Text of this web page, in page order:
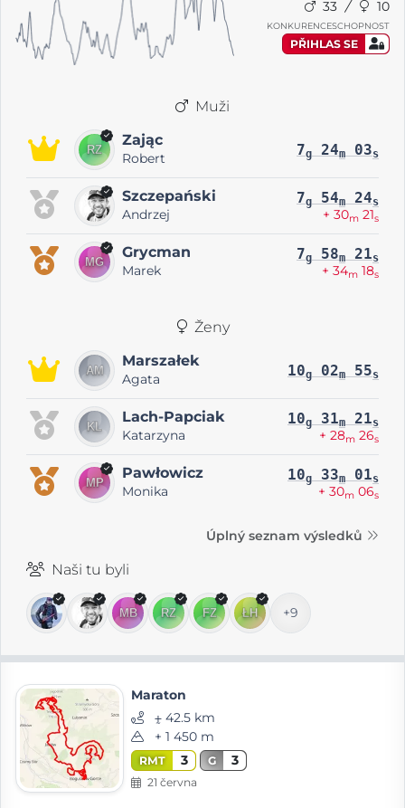
33 10
KONKURENCESCHOPNOST
PŘIHLAS SE
Muži
Zając
Robert 7g 24m 03s
Szczepański
Andrzej
7g 54m 24s
+ 30m 21s
Grycman
Marek
7g 58m 21s
+ 34m 18s
Ženy
Marszałek
Agata 10g 02m 55s
Lach-Papciak
Katarzyna
10g 31m 21s
+ 28m 26s
Pawłowicz
Monika
10g 33m 01s
+ 30m 06s
Úplný seznam výsledků
Naši tu byli
+9
Maraton
⨦ 42.5 km
+ 1 450 m
RMT 3 G 3
21 června